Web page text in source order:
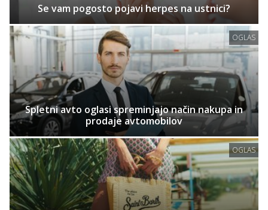
Se vam pogosto pojavi herpes na ustnici?
OGLAS
Spletni avto oglasi spreminjajo način nakupa in
prodaje avtomobilov
OGLAS